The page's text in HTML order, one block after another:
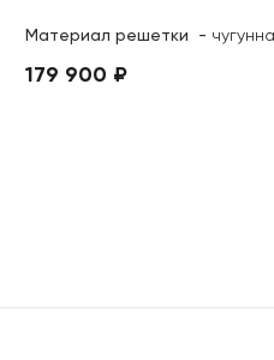
Материал решетки -
179 900 ₽